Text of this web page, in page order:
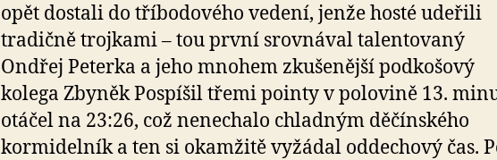
opět dostali do tříbodového vedení, jenže hosté udeřili
tradičně trojkami – tou první srovnával talentovaný
Ondřej Peterka a jeho mnohem zkušenější podkošový
kolega Zbyněk Pospíšil třemi pointy v polovině 13.
otáčel na 23:26, což nenechalo chladným děčínského
kormidelník a ten si okamžitě vyžádal oddechový čas.